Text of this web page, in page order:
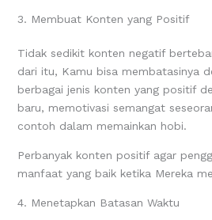
3. Membuat Konten yang Positif
Tidak sedikit konten negatif
dari itu, Kamu bisa membatasinya
berbagai jenis konten yang positif
baru, memotivasi semangat
contoh dalam memainkan hobi.
Perbanyak konten positif agar
manfaat yang baik ketika Mereka
4. Menetapkan Batasan Waktu